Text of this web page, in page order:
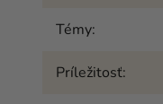
Témy:
Príležitosť: